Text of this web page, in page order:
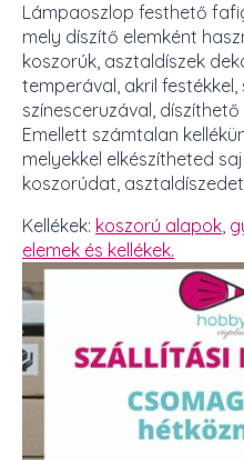
Lámpaoszlop festhető
mely díszítő elemként
koszorúk, asztaldíszek
temperával, akril
színesceruzával,
Emellett számtalan
melyekkel elkészítheted
koszorúdat,
Kellékek: koszorú alapok,
elemek és kellékek.